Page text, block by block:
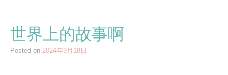
世界上的故事啊
Posted on 2024年9月18日